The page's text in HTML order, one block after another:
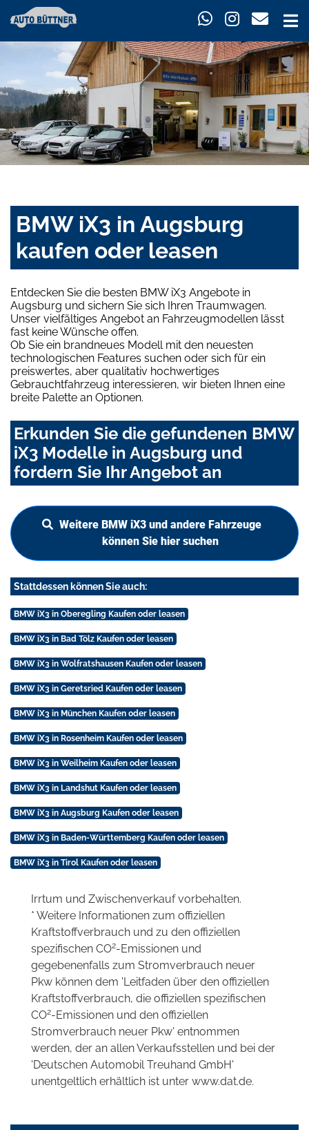
BMW iX3 in Augsburg
kaufen oder leasen
Entdecken Sie die besten BMW iX3 Angebote in
Augsburg und sichern Sie sich Ihren Traumwagen.
Unser vielfältiges Angebot an Fahrzeugmodellen lässt
fast keine Wünsche offen.
Ob Sie ein brandneues Modell mit den neuesten
technologischen Features suchen oder sich für ein
preiswertes, aber qualitativ hochwertiges
Gebrauchtfahrzeug interessieren, wir bieten Ihnen eine
breite Palette an Optionen.
Erkunden Sie die gefundenen BMW
iX3 Modelle in Augsburg und
fordern Sie Ihr Angebot an
Weitere BMW iX3 und andere Fahrzeuge
können Sie hier suchen
Stattdessen können Sie auch:
BMW iX3 in Oberegling Kaufen oder leasen
BMW iX3 in Bad Tölz Kaufen oder leasen
BMW iX3 in Wolfratshausen Kaufen oder leasen
BMW iX3 in Geretsried Kaufen oder leasen
BMW iX3 in München Kaufen oder leasen
BMW iX3 in Rosenheim Kaufen oder leasen
BMW iX3 in Weilheim Kaufen oder leasen
BMW iX3 in Landshut Kaufen oder leasen
BMW iX3 in Augsburg Kaufen oder leasen
BMW iX3 in Baden-Württemberg Kaufen oder leasen
BMW iX3 in Tirol Kaufen oder leasen
Irrtum und Zwischenverkauf vorbehalten.
* Weitere Informationen zum offiziellen
Kraftstoffverbrauch und zu den offiziellen
spezifischen CO2-Emissionen und
gegebenenfalls zum Stromverbrauch neuer
Pkw können dem 'Leitfaden über den offiziellen
Kraftstoffverbrauch, die offiziellen spezifischen
CO2-Emissionen und den offiziellen
Stromverbrauch neuer Pkw' entnommen
werden, der an allen Verkaufsstellen und bei der
'Deutschen Automobil Treuhand GmbH'
unentgeltlich erhältlich ist unter www.dat.de.